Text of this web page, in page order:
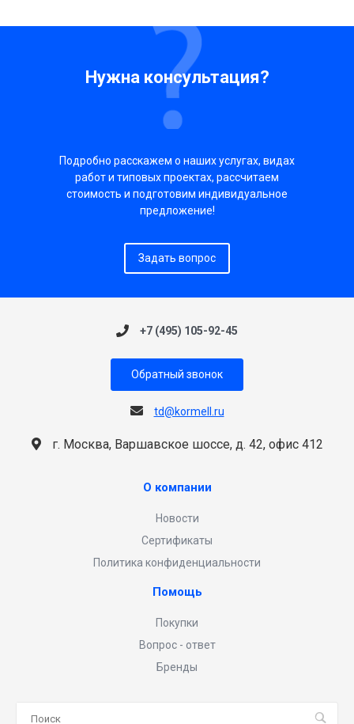
Нужна консультация?
Подробно расскажем о наших услугах, видах
работ и типовых проектах, рассчитаем
стоимость и подготовим индивидуальное
предложение!
Задать вопрос
+7 (495) 105-92-45
Обратный звонок
td@kormell.ru
г. Москва, Варшавское шоссе, д. 42, офис 412
О компании
Новости
Сертификаты
Политика конфиденциальности
Помощь
Покупки
Вопрос - ответ
Бренды